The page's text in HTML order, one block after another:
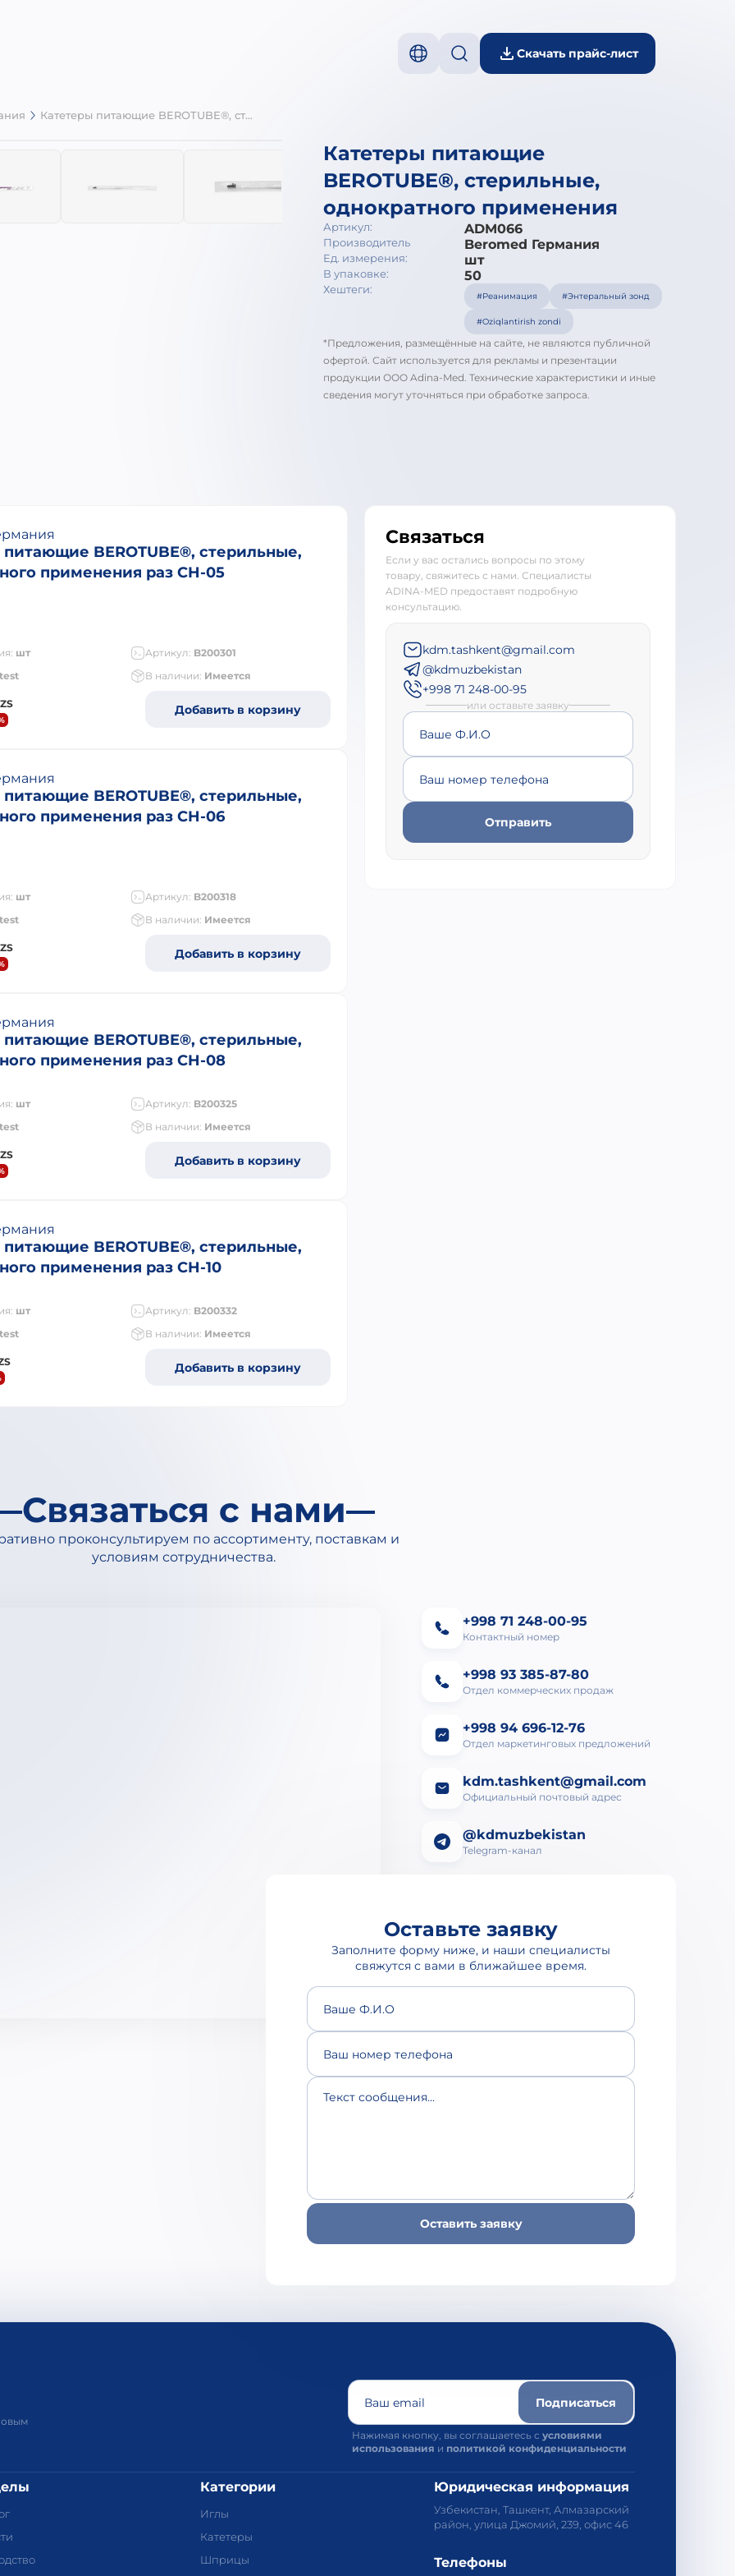
Скачать прайс-лист
Катетеры питающие BEROTUBE®, стерильные, однократного применения
Катетеры питающие
BEROTUBE®, стерильные,
однократного применения
Артикул: ADM066
Производитель Beromed Германия
Ед. измерения: шт
В упаковке: 50
Хештеги:
#Реанимация #Энтеральный зонд
#Oziqlantirish zondi
*Предложения, размещённые на сайте, не являются публичной
офертой. Сайт используется для рекламы и презентации
продукции ООО Adina-Med. Технические характеристики и иные
сведения могут уточняться при обработке запроса.
BEROTUBE®, стерильные,
применения раз CH-05
шт Артикул: B200301
test
В наличии: Имеется
Добавить в корзину
BEROTUBE®, стерильные,
применения раз CH-06
шт Артикул: B200318
test
В наличии: Имеется
Добавить в корзину
BEROTUBE®, стерильные,
применения раз CH-08
шт Артикул: B200325
test
В наличии: Имеется
Добавить в корзину
BEROTUBE®, стерильные,
применения раз CH-10
шт Артикул: B200332
test
В наличии: Имеется
Добавить в корзину
Связаться
Если у вас остались вопросы по этому
товару, свяжитесь с нами. Специалисты
ADINA-MED предоставят подробную
консультацию.
kdm.tashkent@gmail.com
@kdmuzbekistan
+998 71 248-00-95
или оставьте заявку
Ваше Ф.И.О
Ваш номер телефона
Отправить
Связаться с нами
проконсультируем по ассортименту, поставкам и
условиям сотрудничества.
+998 71 248-00-95
Контактный номер
+998 93 385-87-80
Отдел коммерческих продаж
+998 94 696-12-76
Отдел маркетинговых предложений
kdm.tashkent@gmail.com
Официальный почтовый адрес
@kdmuzbekistan
Telegram-канал
Оставьте заявку
Заполните форму ниже, и наши специалисты
свяжутся с вами в ближайшее время.
Ваше Ф.И.О
Ваш номер телефона
Текст сообщения...
Оставить заявку
Ваш email Подписаться
Нажимая кнопку, вы соглашаетесь с условиями
использования и политикой конфиденциальности
Категории
Иглы
Катетеры
Шприцы
Юридическая информация
Узбекистан, Ташкент, Алмазарский
район, улица Джомий, 239, офис 46
Телефоны